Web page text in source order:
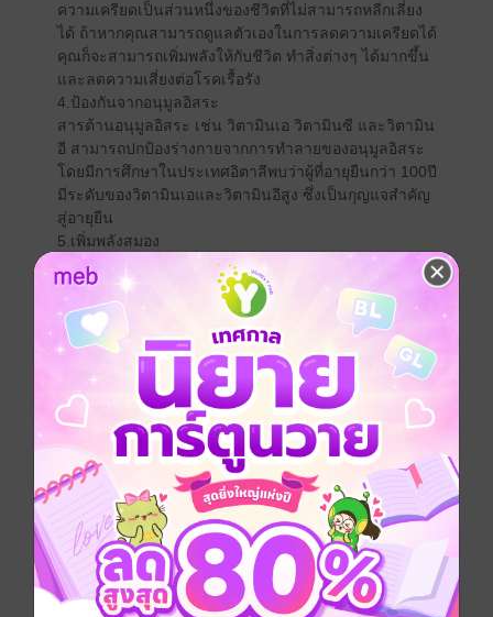
ความเครียดเป็นส่วนหนึ่งของชีวิตที่ไม่สามารถหลีกเลี่ยง
ได้ ถ้าหากคุณสามารถดูแลตัวเองในการลดความเครียดได้
คุณก็จะสามารถเพิ่มพลังให้กับชีวิต ทำสิ่งต่างๆ ได้มากขึ้น
และลดความเสี่ยงต่อโรคเรื้อรัง
4.ป้องกันจากอนุมูลอิสระ
สารต้านอนุมูลอิสระ เช่น วิตามินเอ วิตามินซี และวิตามิน
อี สามารถปกป้องร่างกายจากการทำลายของอนุมูลอิสระ
โดยมีการศึกษาในประเทศอิตาลีพบว่าผู้ที่อายุยืนกว่า 100ปี
มีระดับของวิตามินเอและวิตามินอีสูง ซึ่งเป็นกุญแจสำคัญ
สู่อายุยืน
5.เพิ่มพลังสมอง
กันการเสื่อมถอยของการเรียนรู้และคงไว้ซึ่งความเฉียบคม
ของสมองสามารถทำได้ด้วยการบริหารสมอง เช่น การ
เล่นเกมที่เกี่ยวกับการวางแผนและความจำ เช่น หมากรุก
และ ซูโดโกะ หรืออาจลองทำกิจกรรมที่ทดสอบความรู้
ด้านคำศัพท์ เช่น อักษรไขว้ เรียนรู้ทักษะใหม่ๆ เช่น ภาษา
ต่างประเทศ หรือหัดเล่นเครื่องดนตรี
6.ดูแลหัวใจ
โรคหัวใจและหลอดเลือดเป็นสาเหตุของการเสียชีวิตในลำ
ดับต้นๆ ของคนไทยรองจากโรคมะเร็งและอุบัติเหตุ แต่
โรคหัวใจและหลอดเลือดเป็นโรคที่ส่วนใหญ่แล้วสามารถ
ป้องกันได้ การดูแลสุขภาพหัวใจให้แข็งแรงด้วยอาหารที่มี
ประโยชน์และออกกำลังกายอย่างสม่ำเสมอ จะขจัดปัจจัย
เสี่ยงของโรคหัวใจและหลอดเลือด เช่น งดสูบบุหรี่ หลีก
เลี่ยงอาหารที่มีไขมันอิ่มตัวสูงและอาหารแปรรูป
7.รับแสงอาทิตย์
ผลจากศึกษาล่าสุดจากสหรัฐอเมริกาพบว่าการได้รับ